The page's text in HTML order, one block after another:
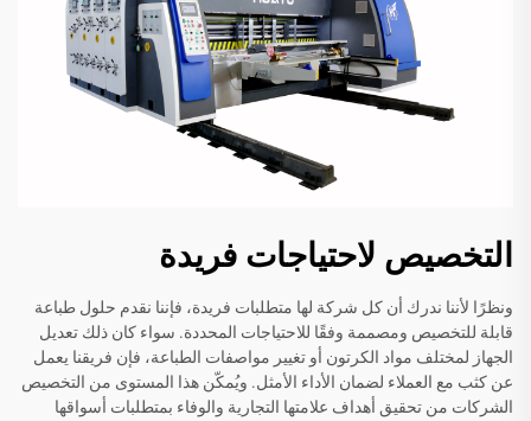
التخصيص لاحتياجات فريدة
ونظرًا لأننا ندرك أن كل شركة لها متطلبات فريدة، فإننا نقدم حلول طباعة
قابلة للتخصيص ومصممة وفقًا للاحتياجات المحددة. سواء كان ذلك تعديل
الجهاز لمختلف مواد الكرتون أو تغيير مواصفات الطباعة، فإن فريقنا يعمل
عن كثب مع العملاء لضمان الأداء الأمثل. ويُمكّن هذا المستوى من التخصيص
الشركات من تحقيق أهداف علامتها التجارية والوفاء بمتطلبات أسواقها